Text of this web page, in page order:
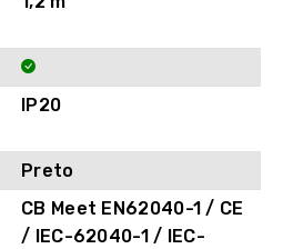
IP20
Preto
CB Meet EN62040-1 / CE
/ IEC-62040-1 / IEC-